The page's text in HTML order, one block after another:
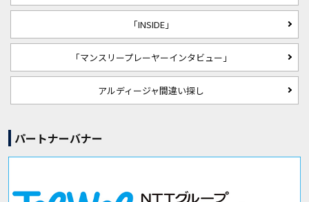
「INSIDE」
「マンスリープレーヤーインタビュー」
アルディージャ間違い探し
パートナーバナー